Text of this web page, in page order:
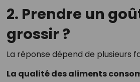
2. Prendre un
grossir ?
La réponse dépend de plusieurs
La qualité des aliments